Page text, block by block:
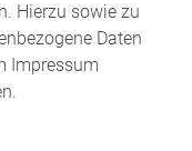
Hierzu sowie zu
Daten
Impressum